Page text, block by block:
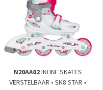
N20AA02INLINE SKATES
VERSTELBAAR • SK8 STAR •